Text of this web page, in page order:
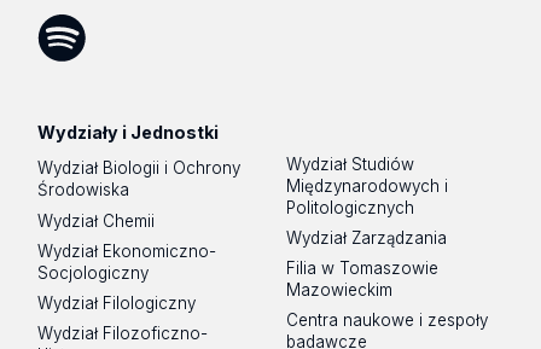
Wydziały i Jednostki
Wydział Biologii i Ochrony
Środowiska
Wydział Chemii
Wydział Ekonomiczno-
Socjologiczny
Wydział Filologiczny
Wydział Filozoficzno-
Wydział Studiów
Międzynarodowych i
Politologicznych
Wydział Zarządzania
Filia w Tomaszowie
Mazowieckim
Centra naukowe i zespoły
badawcze